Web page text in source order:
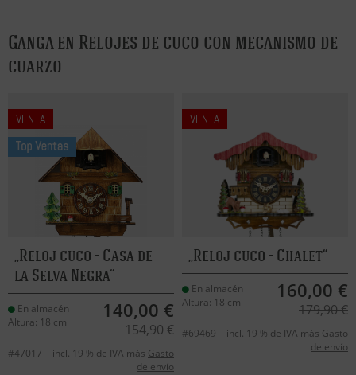
Ganga en Relojes de cuco con mecanismo de
cuarzo
VENTA
Reloj cuco - Casa de
la Selva Negra
En almacén
Altura: 18 cm
140,00 €
154,90 €
#47017 incl. 19 % de IVA más Gasto
de envío
VENTA
Reloj cuco - Chalet
En almacén
Altura: 18 cm
160,00 €
179,90 €
#69469 incl. 19 % de IVA más Gasto
de envío